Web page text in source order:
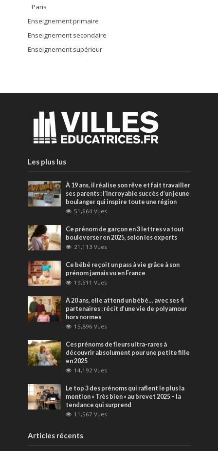
Paris
Enseignement primaire
Enseignement secondaire
Enseignement supérieur
Les plus lus
À 19 ans, il réalise son rêve et fait travailler
ses parents : l’incroyable succès d’un jeune
boulanger qui inspire toute une région
51,664 Vues
Ce prénom de garçon en 3 lettres va tout
bouleverser en 2025, selon les experts
21,113 Vues
Ce bébé reçoit un pass à vie grâce à son
prénom jamais vu en France
19,611 Vues
À 20 ans, elle attend un bébé… avec ses 4
partenaires : récit d’une vie de polyamour
hors normes
15,896 Vues
Ces prénoms de fleurs ultra-rares à
découvrir absolument pour une petite fille
en 2025
14,192 Vues
Le top 3 des prénoms qui raflent le plus la
mention « Très bien » au brevet 2025 – la
tendance qui surprend
11,567 Vues
Articles récents